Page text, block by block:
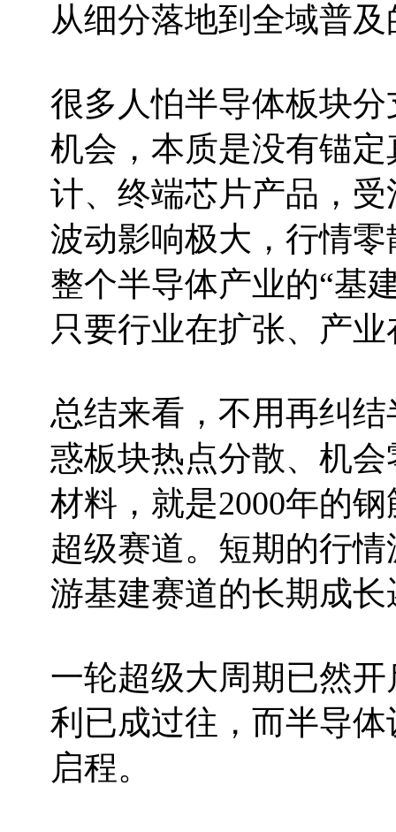
从细分落地到全域普
很多人怕半导体板块
机会，本质是没有锚
计、终端芯片产品，
波动影响极大，行情
整个半导体产业的“基
只要行业在扩张、产
总结来看，不用再纠
惑板块热点分散、机
材料，就是2000年的
超级赛道。短期的行
游基建赛道的长期成长
一轮超级大周期已然
利已成过往，而半导
启程。